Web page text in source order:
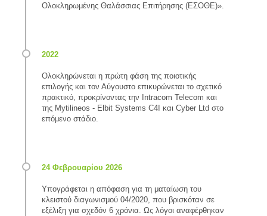
Ολοκληρωμένης Θαλάσσιας Επιτήρησης (ΕΣΟΘΕ)».
Ολοκληρώνεται η πρώτη φάση της ποιοτικής
επιλογής και τον Αύγουστο επικυρώνεται το σχετικό
πρακτικό, προκρίνοντας την Intracom Telecom και
της Mytilineos - Elbit Systems C4I και Cyber Ltd στο
επόμενο στάδιο.
Υπογράφεται η απόφαση για τη ματαίωση του
κλειστού διαγωνισμού 04/2020, που βρισκόταν σε
εξέλιξη για σχεδόν 6 χρόνια. Ως λόγοι αναφέρθηκαν